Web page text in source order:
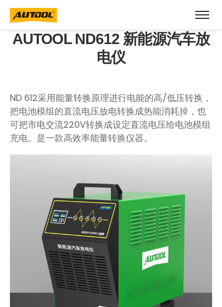
AUTOOL ND612 新能源汽车放
电仪
ND 612采用能量转换原理进行电能的高/低压转换，
把电池模组的直流电压放电转换成热能消耗掉，也
可把市电交流220V转换成设定直流电压给电池模组
充电。是一款高效率能量转换仪器。